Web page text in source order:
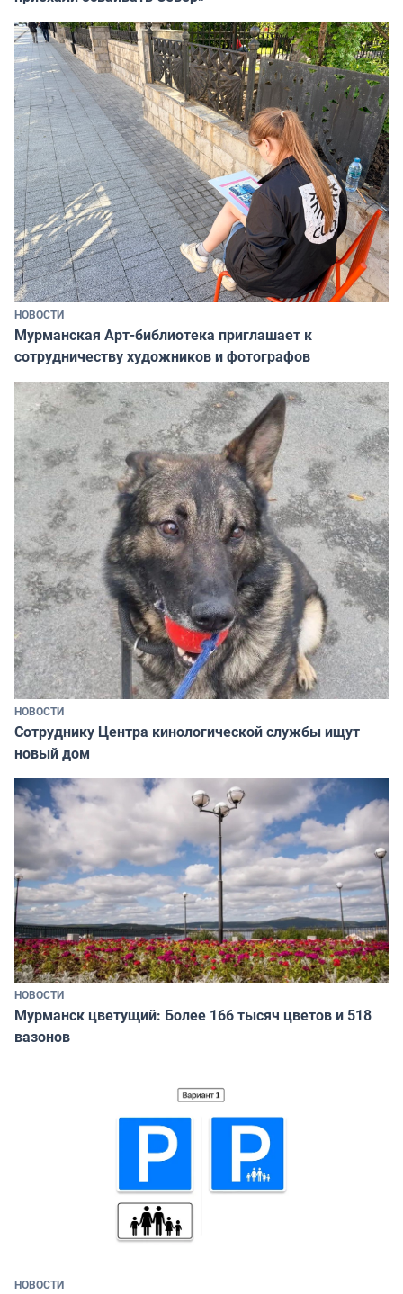
НОВОСТИ
Мурманская Арт-библиотека приглашает к
сотрудничеству художников и фотографов
НОВОСТИ
Сотруднику Центра кинологической службы ищут
новый дом
НОВОСТИ
Мурманск цветущий: Более 166 тысяч цветов и 518
вазонов
НОВОСТИ